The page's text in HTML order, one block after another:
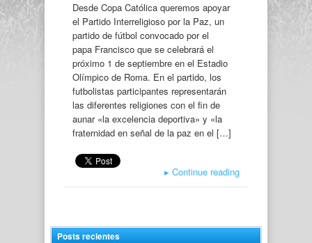
Desde Copa Católica queremos apoyar
el Partido Interreligioso por la Paz, un
partido de fútbol convocado por el
papa Francisco que se celebrará el
próximo 1 de septiembre en el Estadio
Olímpico de Roma. En el partido, los
futbolistas participantes representarán
las diferentes religiones con el fin de
aunar «la excelencia deportiva» y «la
fraternidad en señal de la paz en el […]
▸ Continue reading
Posts recientes